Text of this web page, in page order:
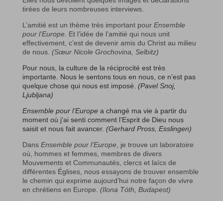
tirées de leurs nombreuses interviews.
L’amitié est un thème très important pour Ensemble
pour l’Europe. Et l’idée de l’amitié qui nous unit
effectivement, c’est de devenir amis du Christ au milieu
de nous. (Sœur Nicole Grochovina, Selbitz)
Pour nous, la culture de la réciprocité est très
importante. Nous le sentons tous en nous, ce n’est pas
quelque chose qui nous est imposé. (Pavel Snoj,
Ljubljana)
Ensemble pour l’Europea changé ma vie à partir du
moment où j’ai senti comment l’Esprit de Dieu nous
saisit et nous fait avancer. (Gerhard Pross, Esslingen)
Dans Ensemble pour l’Europe, je trouve un laboratoire
où, hommes et femmes, membres de divers
Mouvements et Communautés, clercs et laïcs de
différentes Églises, nous essayons de trouver ensemble
le chemin qui exprime aujourd’hui notre façon de vivre
en chrétiens en Europe. (Ilona Tóth, Budapest)